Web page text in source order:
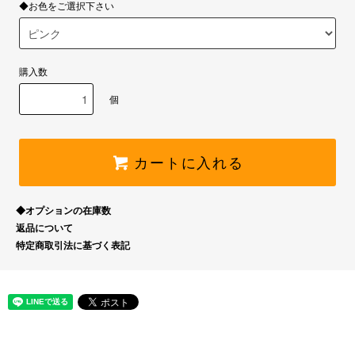
◆お色をご選択下さい
購入数
個
カートに入れる
◆オプションの在庫数
返品について
特定商取引法に基づく表記